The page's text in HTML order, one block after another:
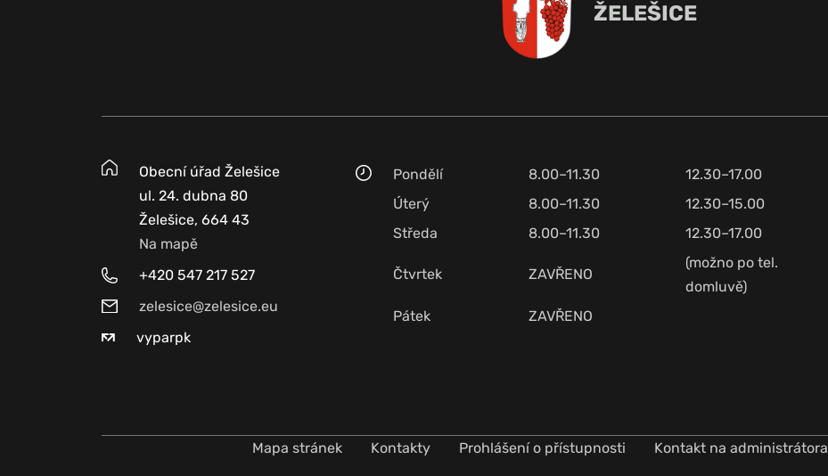
ŽELEŠICE
Obecní úřad Želešice
ul. 24. dubna 80
Želešice, 664 43
Na mapě
+420 547 217 527
zelesice@zelesice.eu
vyparpk
Pondělí 8.00–11.30
12.30–17.00
Úterý
8.00–11.30
12.30–15.00
Středa
8.00–11.30 12.30–17.00
Čtvrtek ZAVŘENO
(možno po tel.
domluvě)
Pátek
ZAVŘENO
Mapa stránek Kontakty Prohlášení o přístupnosti Kontakt na administrátora